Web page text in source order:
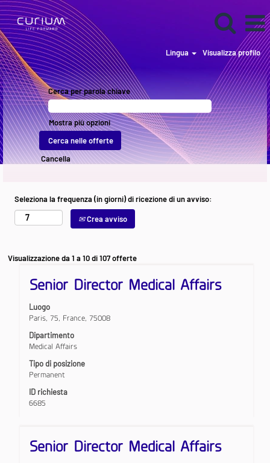
Lingua Visualizza profilo
Current
Listings
IT
Cerca per parola chiave
Mostra più opzioni
Cancella
Seleziona la frequenza (in giorni) di ricezione di un avviso:
Crea avviso
Visualizzazione da 1 a 10 di 107 offerteRisultati
ricerca
per
per
navigare
Titolo
Senior Director Medical Affairs
Luogo
Paris, 75, France, 75008
Dipartimento
Medical Affairs
Tipo di posizione
Permanent
ID richiesta
6685
Effettuare
una
con
la
barra
spaziatrice
visualizzare
i
contenuti
integrali
Titolo
Senior Director Medical Affairs
Effettuare
una